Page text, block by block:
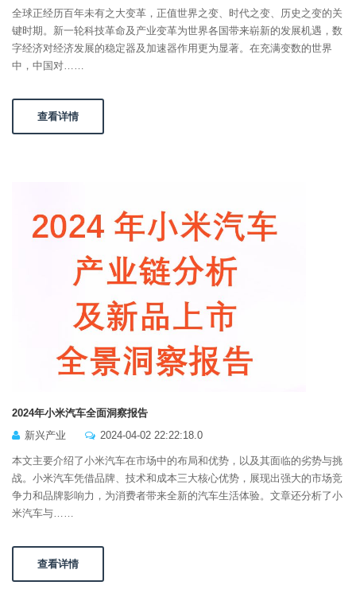
全球正经历百年未有之大变革，正值世界之变、时代之变、历史之变的关
键时期。新一轮科技革命及产业变革为世界各国带来崭新的发展机遇，数
字经济对经济发展的稳定器及加速器作用更为显著。在充满变数的世界
中，中国对……
查看详情
2024年小米汽车全面洞察报告
新兴产业
2024-04-02 22:22:18.0
本文主要介绍了小米汽车在市场中的布局和优势，以及其面临的劣势与挑
战。小米汽车凭借品牌、技术和成本三大核心优势，展现出强大的市场竞
争力和品牌影响力，为消费者带来全新的汽车生活体验。文章还分析了小
米汽车与……
查看详情